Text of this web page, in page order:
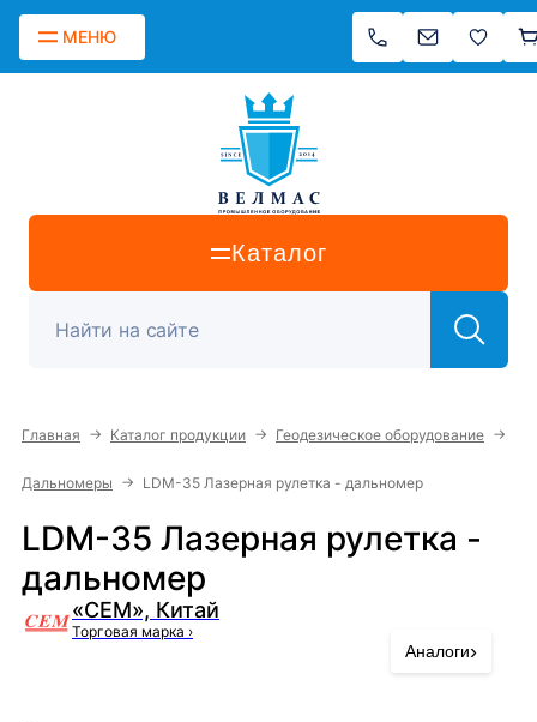
МЕНЮ
Каталог
Главная → Каталог продукции → Геодезическое оборудование →
Дальномеры → LDM-35 Лазерная рулетка - дальномер
LDM-35 Лазерная рулетка -
дальномер
«CEM», Китай
Торговая марка ›
Аналоги›